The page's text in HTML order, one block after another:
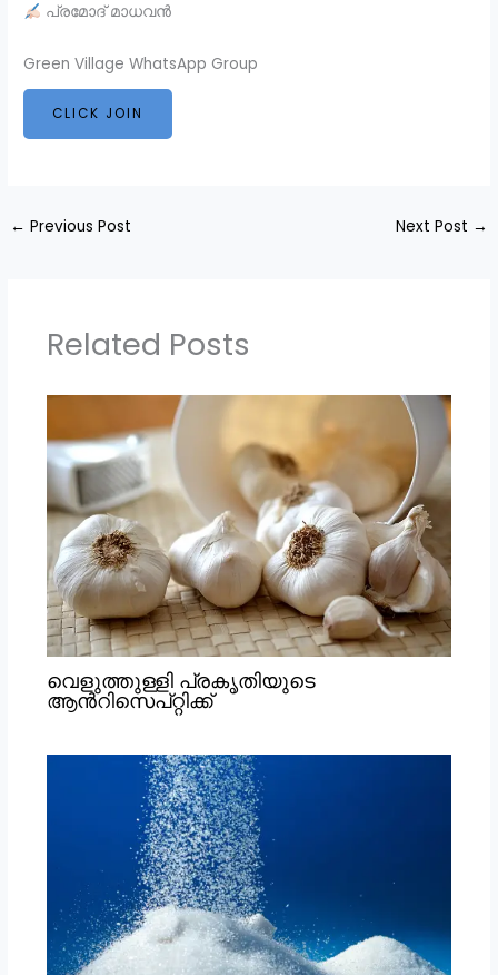
പ്രമോദ് മാധവൻ
Green Village WhatsApp Group
CLICK JOIN
← Previous Post Next Post →
Related Posts
വെളുത്തുള്ളി പ്രകൃതിയുടെ
ആൻറിസെപ്റ്റിക്ക്